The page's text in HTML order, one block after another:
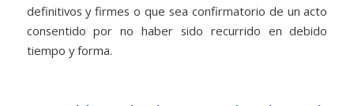
definitivos y firmes o que sea confirmatorio de un acto
consentido por no haber sido recurrido en debido
tiempo y forma.